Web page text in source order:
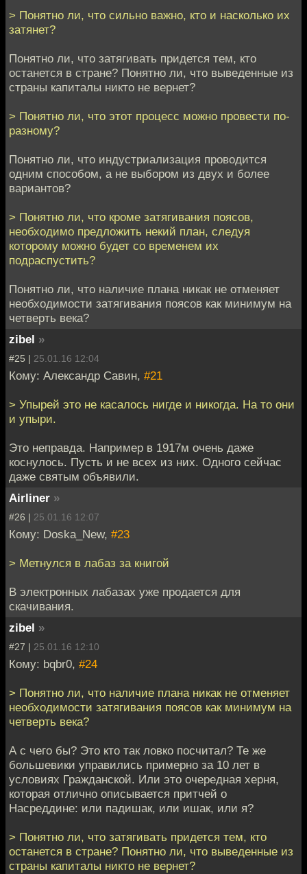
> Понятно ли, что сильно важно, кто и насколько их
затянет?
Понятно ли, что затягивать придется тем, кто
останется в стране? Понятно ли, что выведенные из
страны капиталы никто не вернет?
> Понятно ли, что этот процесс можно провести по-
разному?
Понятно ли, что индустриализация проводится
одним способом, а не выбором из двух и более
вариантов?
> Понятно ли, что кроме затягивания поясов,
необходимо предложить некий план, следуя
которому можно будет со временем их
подраспустить?
Понятно ли, что наличие плана никак не отменяет
необходимости затягивания поясов как минимум на
четверть века?
zibel »
#25 | 25.01.16 12:04
Кому: Александр Савин, #21
> Упырей это не касалось нигде и никогда. На то они
и упыри.
Это неправда. Например в 1917м очень даже
коснулось. Пусть и не всех из них. Одного сейчас
даже святым объявили.
Airliner »
#26 | 25.01.16 12:07
Кому: Doska_New, #23
> Метнулся в лабаз за книгой
В электронных лабазах уже продается для
скачивания.
zibel »
#27 | 25.01.16 12:10
Кому: bqbr0, #24
> Понятно ли, что наличие плана никак не отменяет
необходимости затягивания поясов как минимум на
четверть века?
А с чего бы? Это кто так ловко посчитал? Те же
большевики управились примерно за 10 лет в
условиях Гражданской. Или это очередная херня,
которая отлично описывается притчей о
Насреддине: или падишак, или ишак, или я?
> Понятно ли, что затягивать придется тем, кто
останется в стране? Понятно ли, что выведенные из
страны капиталы никто не вернет?